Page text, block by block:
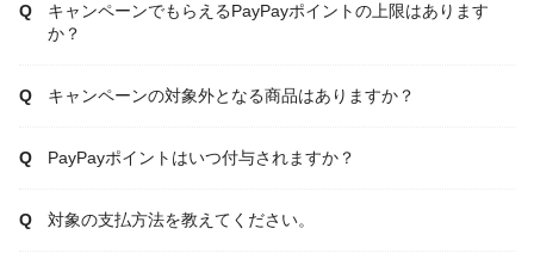
キャンペーンでもらえるPayPayポイントの上限はあります
か？
キャンペーンの対象外となる商品はありますか？
PayPayポイントはいつ付与されますか？
対象の支払方法を教えてください。